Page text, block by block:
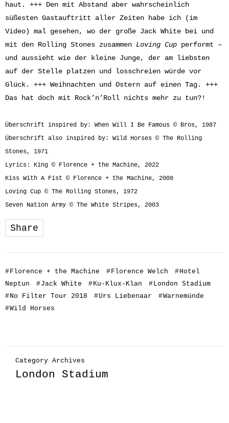
haut. +++ Den mit Abstand aber wahrscheinlich
süßesten Gastauftritt aller Zeiten habe ich (im
Video) mal gesehen, wo der große Jack White bei und
mit den Rolling Stones zusammen Loving Cup performt –
und aussieht wie der kleine Junge, der am liebsten
auf der Stelle platzen und losschreien würde vor
Glück. +++ Weihnachten und Ostern auf einen Tag. +++
Das hat doch mit Rock’n’Roll nichts mehr zu tun?!
Überschrift inspired by: When Will I Be Famous © Bros, 1987
Überschrift also inspired by: Wild Horses © The Rolling
Stones, 1971
Lyrics: King © Florence + the Machine, 2022
Kiss With A Fist © Florence + the Machine, 2008
Loving Cup © The Rolling Stones, 1972
Seven Nation Army © The White Stripes, 2003
Share
#Florence + the Machine #Florence Welch #Hotel
Neptun
#Jack White #Ku-Klux-Klan #London Stadium
#No Filter Tour 2018 #Urs Liebenaar #Warnemünde
#Wild Horses
Category Archives
London Stadium